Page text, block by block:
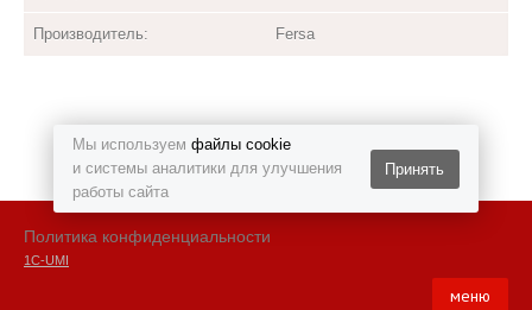
Мы используем файлы cookie
и системы аналитики для улучшения
работы сайта
Принять
Производитель: Fersa
Политика конфиденциальности
1С-UMI
меню